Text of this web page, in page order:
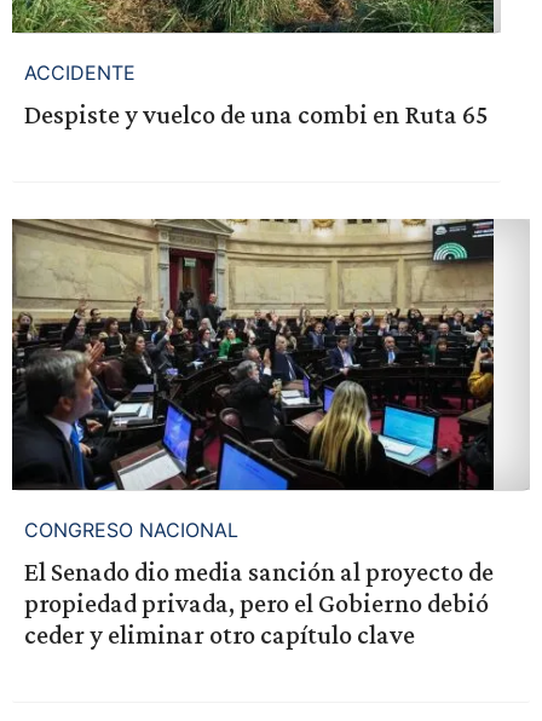
ACCIDENTE
Despiste y vuelco de una combi en Ruta 65
CONGRESO NACIONAL
El Senado dio media sanción al proyecto de
propiedad privada, pero el Gobierno debió
ceder y eliminar otro capítulo clave